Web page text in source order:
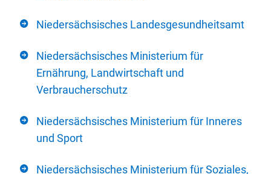
Niedersächsisches Landesgesundheitsamt
Niedersächsisches Ministerium für
Ernährung, Landwirtschaft und
Verbraucherschutz
Niedersächsisches Ministerium für Inneres
und Sport
Niedersächsisches Ministerium für Soziales,